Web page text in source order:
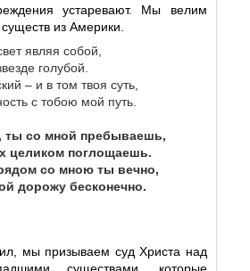
устаревают. Мы велим
из Америки.
являя собой,
голубой.
– и в том твоя суть,
с тобою мой путь.
ты со мной пребываешь,
целиком поглощаешь.
со мною ты вечно,
дорожу бесконечно.
мы призываем суд Христа над
существами, которые